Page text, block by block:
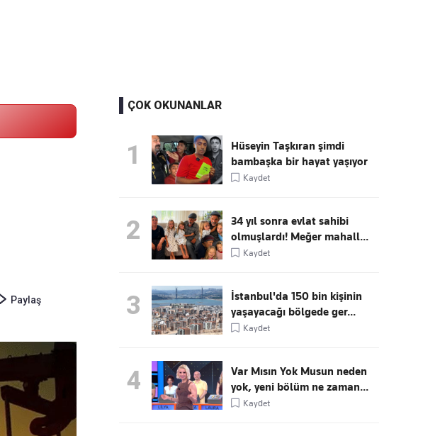
Paylaş
ÇOK OKUNANLAR
1
Hüseyin Taşkıran şimdi
bambaşka bir hayat yaşıyor
Kaydet
2
34 yıl sonra evlat sahibi
olmuşlardı! Meğer mahall...
Kaydet
3
İstanbul'da 150 bin kişinin
yaşayacağı bölgede ger...
Kaydet
4
Var Mısın Yok Musun neden
yok, yeni bölüm ne zaman...
Kaydet